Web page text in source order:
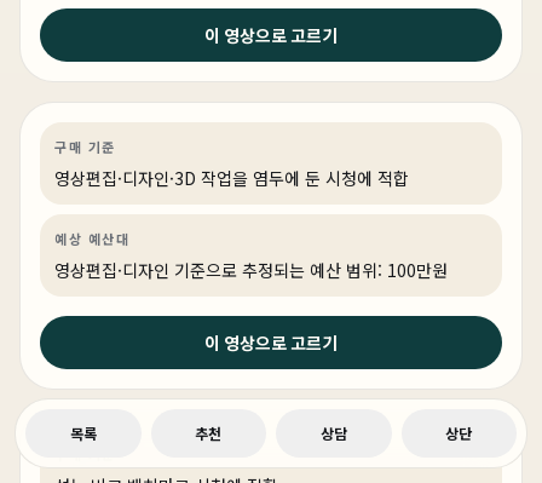
이 영상으로 고르기
영상편집·디자인
2026년 4월 7일
4K 모니터 4대? 비싸게 맞추는 거 그냥 낭비 입니다. (100
만원대로 만드는 최적의 주식용 컴퓨터)
구매 기준
영상편집·디자인·3D 작업을 염두에 둔 시청에 적합
예상 예산대
영상편집·디자인 기준으로 추정되는 예산 범위: 100만원
이 영상으로 고르기
영상편집·디자인 성능 비교
영상·3D·크리에이티브
링크 상품 있음
2026년 3월 27일
영상 편집자들은 완전히 멘탈이 나가버렸습니다.(2026 영
상편집 추천견적 종결)
목록 추천 상담 상단